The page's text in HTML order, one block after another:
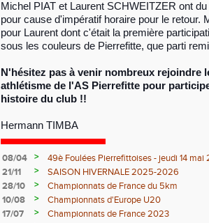
Michel PIAT et Laurent SCHWEITZER ont
pour cause d'impératif horaire pour le retour.
pour Laurent dont c'était la première
sous les couleurs de Pierrefitte, que parti
N'hésitez pas à venir nombreux rejoindre
athlétisme de l'AS Pierrefitte pour
histoire du club !!
Hermann TIMBA
08/04 >
49è Foulées Pierrefittoises - jeudi 14
21/11
>
SAISON HIVERNALE 2025-2026
28/10
>
Championnats de France du 5km
10/08
>
Championnats d'Europe U20
17/07
>
Championnats de France 2023